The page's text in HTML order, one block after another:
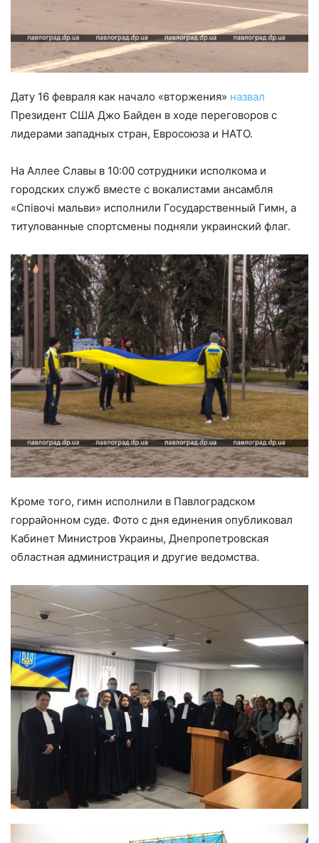
Дату 16 февраля как начало «вторжения» назвал
Президент США Джо Байден в ходе переговоров с
лидерами западных стран, Евросоюза и НАТО.
На Аллее Славы в 10:00 сотрудники исполкома и
городских служб вместе с вокалистами ансамбля
«Співочі мальви» исполнили Государственный Гимн, а
титулованные спортсмены подняли украинский флаг.
Кроме того, гимн исполнили в Павлоградском
горрайонном суде. Фото с дня единения опубликовал
Кабинет Министров Украины, Днепропетровская
областная администрация и другие ведомства.